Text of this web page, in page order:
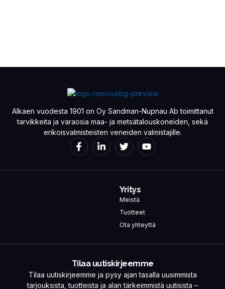
Alkaen vuodesta 1901 on Oy Sandman-Nupnau Ab toimittanut
tarvikkeita ja varaosia maa- ja metsätalouskoneiden, sekä
erikoisvalmisteisten veneiden valmistajille.
Yritys
Meistä
Tuotteet
Ota yhteyttä
Tilaa uutiskirjeemme
Tilaa uutiskirjeemme ja pysy ajan tasalla uusimmista
tarjouksista, tuotteista ja alan tärkeimmistä uutisista –